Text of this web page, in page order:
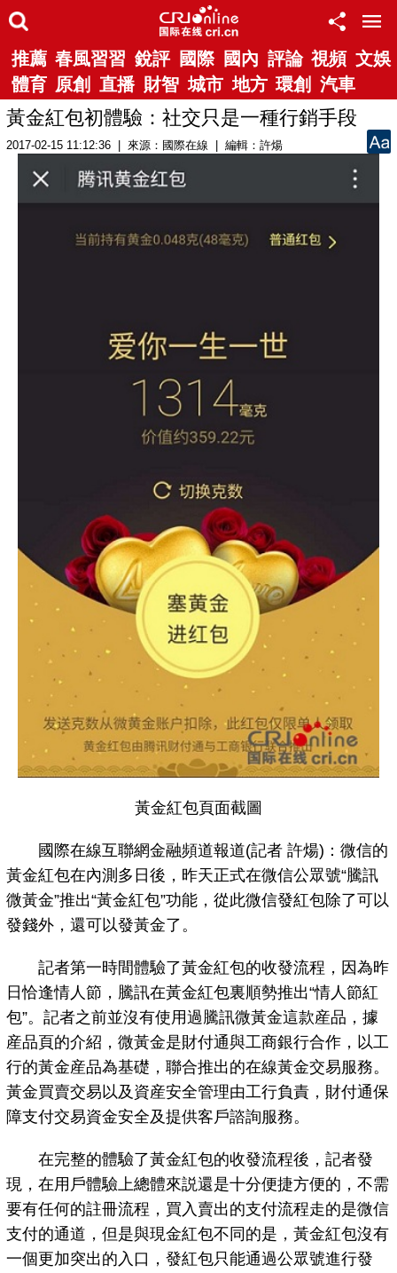
推薦 春風習習 銳評 國際 國內 評論 視頻 文娛
體育 原創 直播 財智 城市 地方 環創 汽車
黃金紅包初體驗：社交只是一種行銷手段
2017-02-15 11:12:36 | 來源：國際在線 | 編輯：許煬
黃金紅包頁面截圖
國際在線互聯網金融頻道報道(記者 許煬)：微信的
黃金紅包在內測多日後，昨天正式在微信公眾號“騰訊
微黃金”推出“黃金紅包”功能，從此微信發紅包除了可以
發錢外，還可以發黃金了。
記者第一時間體驗了黃金紅包的收發流程，因為昨
日恰逢情人節，騰訊在黃金紅包裏順勢推出“情人節紅
包”。記者之前並沒有使用過騰訊微黃金這款産品，據
産品頁的介紹，微黃金是財付通與工商銀行合作，以工
行的黃金産品為基礎，聯合推出的在線黃金交易服務。
黃金買賣交易以及資産安全管理由工行負責，財付通保
障支付交易資金安全及提供客戶諮詢服務。
在完整的體驗了黃金紅包的收發流程後，記者發
現，在用戶體驗上總體來説還是十分便捷方便的，不需
要有任何的註冊流程，買入賣出的支付流程走的是微信
支付的通道，但是與現金紅包不同的是，黃金紅包沒有
一個更加突出的入口，發紅包只能通過公眾號進行發